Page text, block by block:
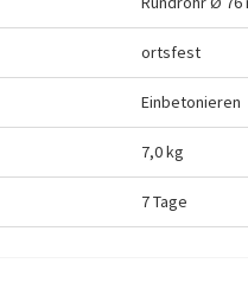
ortsfest
Einbetonieren
7,0 kg
7 Tage